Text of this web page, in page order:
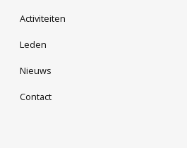
Activiteiten
Leden
Nieuws
Contact